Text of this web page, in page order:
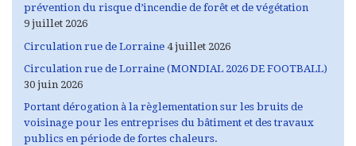
prévention du risque d’incendie de forêt et de végétation
9 juillet 2026
Circulation rue de Lorraine 4 juillet 2026
Circulation rue de Lorraine (MONDIAL 2026 DE FOOTBALL)
30 juin 2026
Portant dérogation à la règlementation sur les bruits de
voisinage pour les entreprises du bâtiment et des travaux
publics en période de fortes chaleurs.